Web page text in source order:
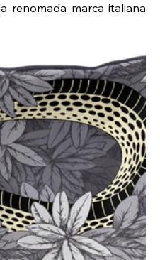
renomada marca italiana